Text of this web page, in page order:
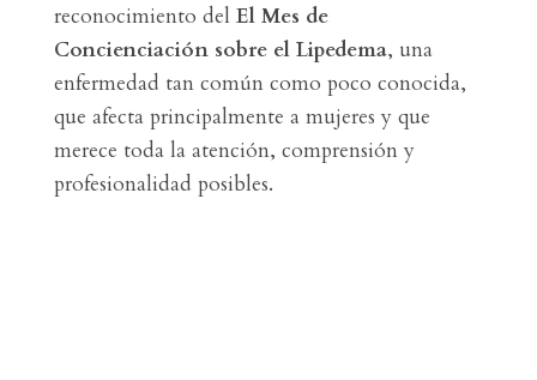
reconocimiento delEl Mes de
Concienciación sobre el Lipedema, una
enfermedad tan común como poco conocida,
que afecta principalmente a mujeres y que
merece toda la atención, comprensión y
profesionalidad posibles.